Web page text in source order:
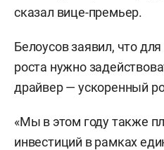
сказал вице-премьер.
Белоусов заявил, что
роста нужно
драйвер — ускоренный
«Мы в этом году также
инвестиций в рамках